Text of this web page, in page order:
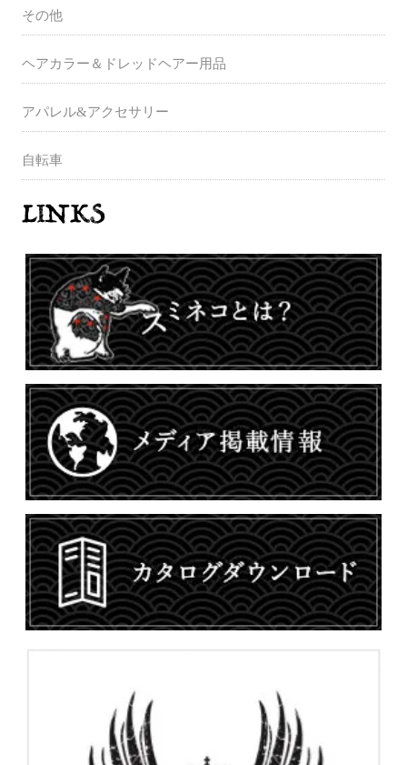
その他
ヘアカラー＆ドレッドヘアー用品
アパレル&アクセサリー
自転車